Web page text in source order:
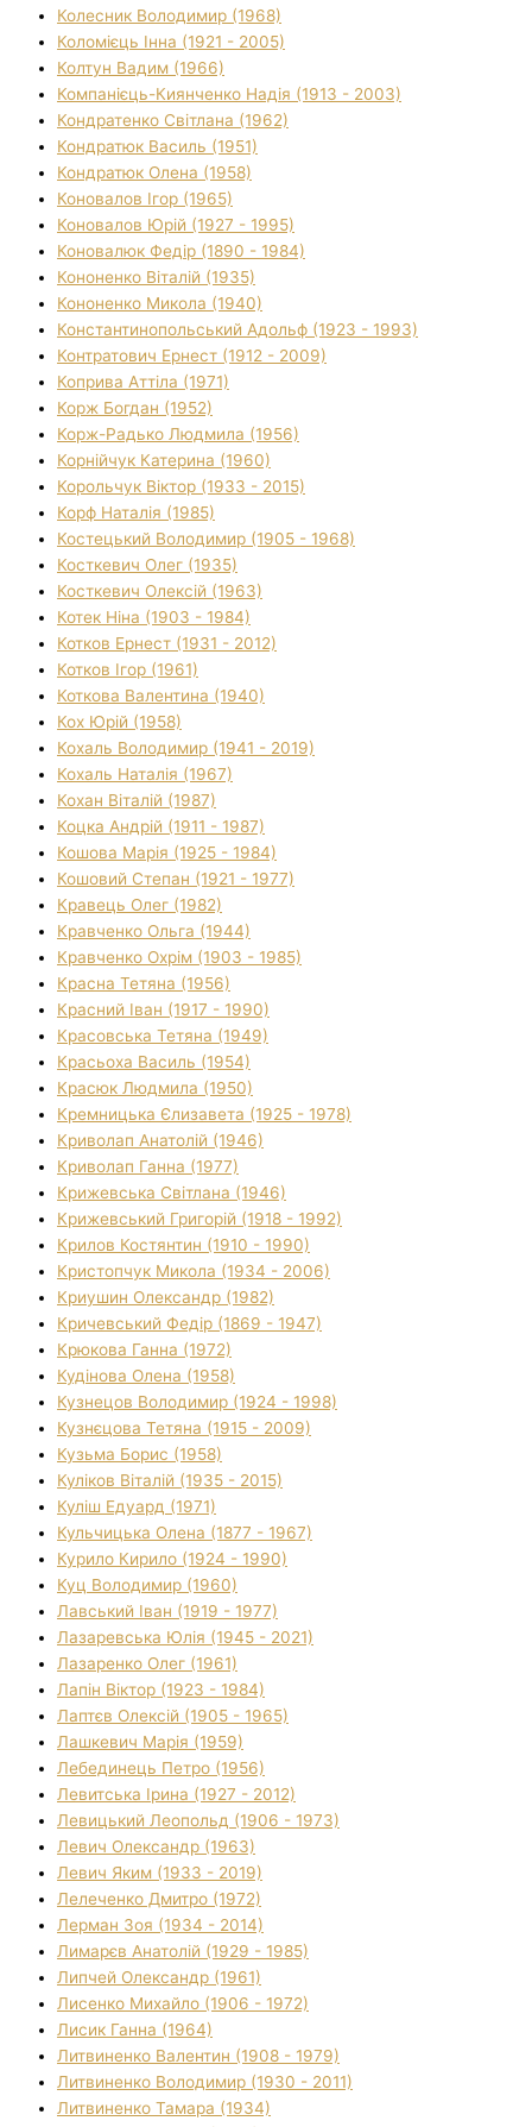
Колесник Володимир (1968)
Коломієць Інна (1921 - 2005)
Колтун Вадим (1966)
Компанієць-Киянченко Надія (1913 - 2003)
Кондратенко Світлана (1962)
Кондратюк Василь (1951)
Кондратюк Олена (1958)
Коновалов Ігор (1965)
Коновалов Юрій (1927 - 1995)
Коновалюк Федір (1890 - 1984)
Кононенко Віталій (1935)
Кононенко Микола (1940)
Константинопольський Адольф (1923 - 1993)
Контратович Ернест (1912 - 2009)
Коприва Аттіла (1971)
Корж Богдан (1952)
Корж-Радько Людмила (1956)
Корнійчук Катерина (1960)
Корольчук Віктор (1933 - 2015)
Корф Наталія (1985)
Костецький Володимир (1905 - 1968)
Косткевич Олег (1935)
Косткевич Олексій (1963)
Котек Ніна (1903 - 1984)
Котков Ернест (1931 - 2012)
Котков Ігор (1961)
Коткова Валентина (1940)
Кох Юрій (1958)
Кохаль Володимир (1941 - 2019)
Кохаль Наталія (1967)
Кохан Віталій (1987)
Коцка Андрій (1911 - 1987)
Кошова Марія (1925 - 1984)
Кошовий Степан (1921 - 1977)
Кравець Олег (1982)
Кравченко Ольга (1944)
Кравченко Охрім (1903 - 1985)
Красна Тетяна (1956)
Красний Іван (1917 - 1990)
Красовська Тетяна (1949)
Красьоха Василь (1954)
Красюк Людмила (1950)
Кремницька Єлизавета (1925 - 1978)
Криволап Анатолій (1946)
Криволап Ганна (1977)
Крижевська Світлана (1946)
Крижевський Григорій (1918 - 1992)
Крилов Костянтин (1910 - 1990)
Кристопчук Микола (1934 - 2006)
Криушин Олександр (1982)
Кричевський Федір (1869 - 1947)
Крюкова Ганна (1972)
Кудінова Олена (1958)
Кузнецов Володимир (1924 - 1998)
Кузнєцова Тетяна (1915 - 2009)
Кузьма Борис (1958)
Куліков Віталій (1935 - 2015)
Куліш Едуард (1971)
Кульчицька Олена (1877 - 1967)
Курило Кирило (1924 - 1990)
Куц Володимир (1960)
Лавський Іван (1919 - 1977)
Лазаревська Юлія (1945 - 2021)
Лазаренко Олег (1961)
Лапін Віктор (1923 - 1984)
Лаптєв Олексій (1905 - 1965)
Лашкевич Марія (1959)
Лебединець Петро (1956)
Левитська Ірина (1927 - 2012)
Левицький Леопольд (1906 - 1973)
Левич Олександр (1963)
Левич Яким (1933 - 2019)
Лелеченко Дмитро (1972)
Лерман Зоя (1934 - 2014)
Лимарєв Анатолій (1929 - 1985)
Липчей Олександр (1961)
Лисенко Михайло (1906 - 1972)
Лисик Ганна (1964)
Литвиненко Валентин (1908 - 1979)
Литвиненко Володимир (1930 - 2011)
Литвиненко Тамара (1934)